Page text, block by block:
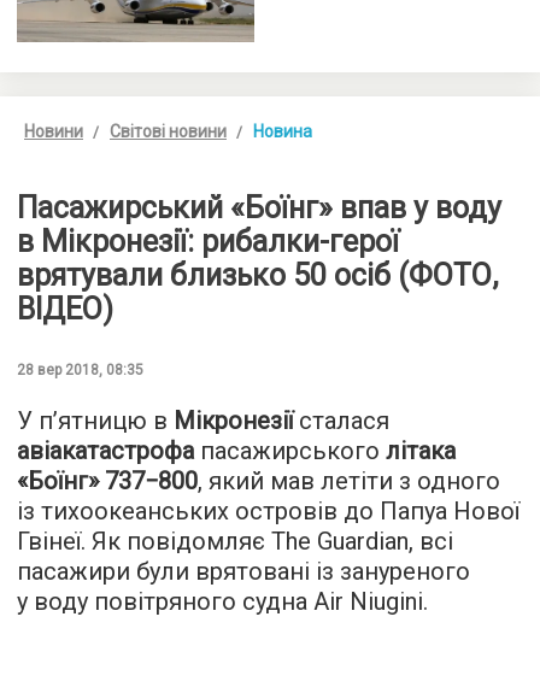
Новини Світові новини Новина
Пасажирський «Боїнг» впав у воду
в Мікронезії: рибалки-герої
врятували близько 50 осіб (ФОТО,
ВІДЕО)
28 вер 2018, 08:35
У п’ятницю в Мікронезіїсталася
авіакатастрофа пасажирського літака
«Боїнг» 737−800, який мав летіти з одного
із тихоокеанських островів до Папуа Нової
Гвінеї. Як повідомляє The Guardian, всі
пасажири були врятовані із зануреного
у воду повітряного судна Air Niugini.